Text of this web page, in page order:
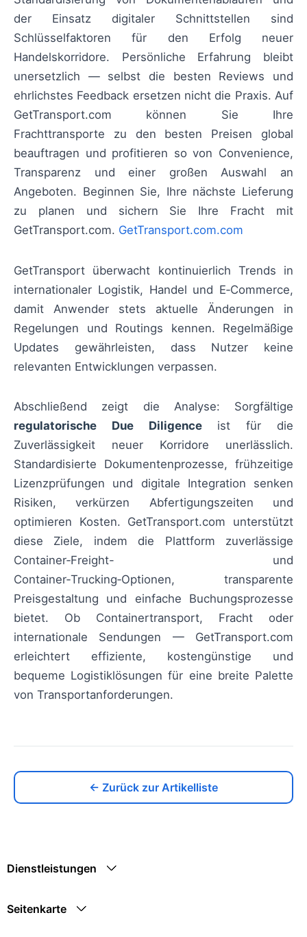
der Einsatz digitaler Schnittstellen sind
Schlüsselfaktoren für den Erfolg neuer
Handelskorridore. Persönliche Erfahrung bleibt
unersetzlich — selbst die besten Reviews und
ehrlichstes Feedback ersetzen nicht die Praxis. Auf
GetTransport.com können Sie Ihre
Frachttransporte zu den besten Preisen global
beauftragen und profitieren so von Convenience,
Transparenz und einer großen Auswahl an
Angeboten. Beginnen Sie, Ihre nächste Lieferung
zu planen und sichern Sie Ihre Fracht mit
GetTransport.com. GetTransport.com.com
GetTransport überwacht kontinuierlich Trends in
internationaler Logistik, Handel und E‑Commerce,
damit Anwender stets aktuelle Änderungen in
Regelungen und Routings kennen. Regelmäßige
Updates gewährleisten, dass Nutzer keine
relevanten Entwicklungen verpassen.
Abschließend zeigt die Analyse: Sorgfältige
regulatorische Due Diligenceist für die
Zuverlässigkeit neuer Korridore unerlässlich.
Standardisierte Dokumentenprozesse, frühzeitige
Lizenzprüfungen und digitale Integration senken
Risiken, verkürzen Abfertigungszeiten und
optimieren Kosten. GetTransport.com unterstützt
diese Ziele, indem die Plattform zuverlässige
Container‑Freight- und
Container‑Trucking‑Optionen, transparente
Preisgestaltung und einfache Buchungsprozesse
bietet. Ob Containertransport, Fracht oder
internationale Sendungen — GetTransport.com
erleichtert effiziente, kostengünstige und
bequeme Logistiklösungen für eine breite Palette
von Transportanforderungen.
← Zurück zur Artikelliste
Dienstleistungen
Seitenkarte